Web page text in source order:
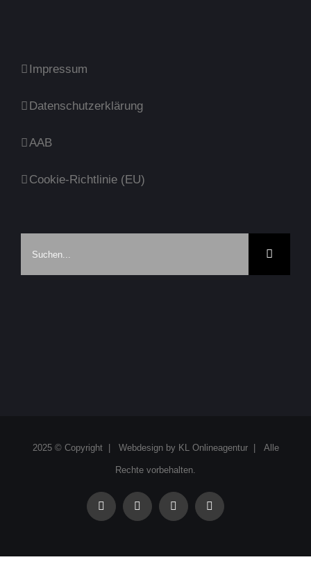
Impressum
Datenschutzerklärung
AAB
Cookie-Richtlinie (EU)
2025 © Copyright | Webdesign by KL Onlineagentur| Alle
Rechte vorbehalten.
facebook instagram linkedin xing